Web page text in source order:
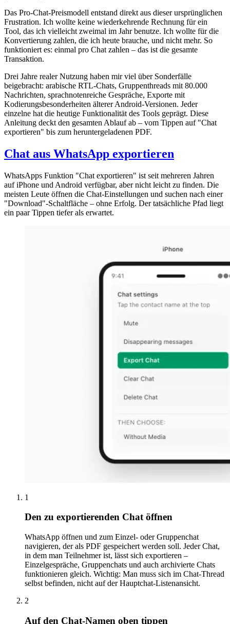
Das Pro-Chat-Preismodell entstand direkt aus dieser ursprünglichen
Frustration. Ich wollte keine wiederkehrende Rechnung für ein
Tool, das ich vielleicht zweimal im Jahr benutze. Ich wollte für die
Konvertierung zahlen, die ich heute brauche, und nicht mehr. So
funktioniert es: einmal pro Chat zahlen – das ist die gesamte
Transaktion.
Drei Jahre realer Nutzung haben mir viel über Sonderfälle
beigebracht: arabische RTL-Chats, Gruppenthreads mit 80.000
Nachrichten, sprachnotenreiche Gespräche, Exporte mit
Kodierungsbesonderheiten älterer Android-Versionen. Jeder
einzelne hat die heutige Funktionalität des Tools geprägt. Diese
Anleitung deckt den gesamten Ablauf ab – vom Tippen auf "Chat
exportieren" bis zum heruntergeladenen PDF.
Chat aus WhatsApp exportieren
WhatsApps Funktion "Chat exportieren" ist seit mehreren Jahren
auf iPhone und Android verfügbar, aber nicht leicht zu finden. Die
meisten Leute öffnen die Chat-Einstellungen und suchen nach einer
"Download"-Schaltfläche – ohne Erfolg. Der tatsächliche Pfad liegt
ein paar Tippen tiefer als erwartet.
1
Den zu exportierenden Chat öffnen
WhatsApp öffnen und zum Einzel- oder Gruppenchat
navigieren, der als PDF gespeichert werden soll. Jeder Chat,
in dem man Teilnehmer ist, lässt sich exportieren –
Einzelgespräche, Gruppenchats und auch archivierte Chats
funktionieren gleich. Wichtig: Man muss sich im Chat-Thread
selbst befinden, nicht auf der Hauptchat-Listenansicht.
2
Auf den Chat-Namen oben tippen